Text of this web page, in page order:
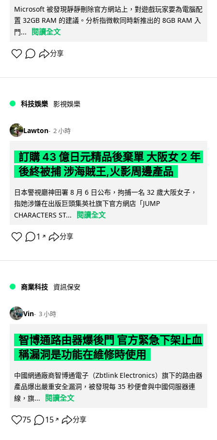
Microsoft 被發現靜靜刪除官方網站上，對遊戲玩家要為電腦配
置 32GB RAM 的建議。分析指微軟同時新推出的 8GB RAM 入
門...
閱讀全文
分享
科技娛樂 影視娛樂
Lawton 2 小時
訂購 43 億日元精品後棄單 大阪女 2 年
後終被捕 涉海賊王,火影周邊產品
日本警視廳神田署 8 月 6 日公布，拘捕一名 32 歲大阪女子，
指她涉嫌在出版巨頭集英社旗下官方網店「JUMP
CHARACTERS ST...
閱讀全文
1 ↗ 分享
商業科技 資訊保安
Vin 3 小時
智博通路由器爆後門 官方緊急下架止血
稱漏洞是功能在維修時使用
中國網通廠商智博通電子（Zbtlink Electronics）旗下的路由器
產品爆出嚴重安全漏洞，被發現每 35 秒便會與中國伺服器連
線，旗...
閱讀全文
75 15 ↗ 分享